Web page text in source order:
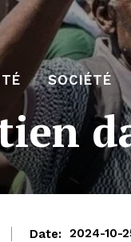
SOCIÉTÉ
Date: 2024-10-